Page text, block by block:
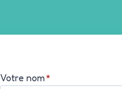
Votre nom*